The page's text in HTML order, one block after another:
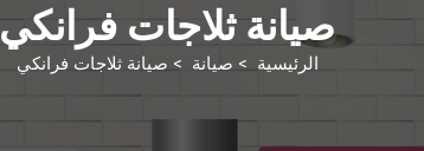
صيانة ثلاجات فرانكي
الرئيسية > صيانة > صيانة ثلاجات فرانكي